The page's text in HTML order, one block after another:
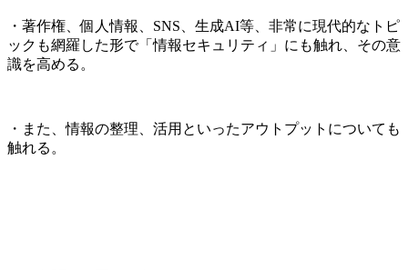
・著作権、個人情報、SNS、生成AI等、非常に現代的なトピ
ックも網羅した形で「情報セキュリティ」にも触れ、その意
識を高める。
・また、情報の整理、活用といったアウトプットについても
触れる。